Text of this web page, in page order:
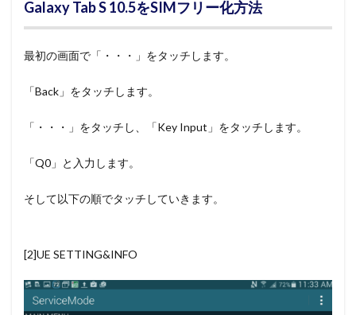
Galaxy Tab S 10.5をSIMフリー化方法
最初の画面で「・・・」をタッチします。
「Back」をタッチします。
「・・・」をタッチし、「Key Input」をタッチします。
「Q0」と入力します。
そして以下の順でタッチしていきます。
[2]UE SETTING&INFO